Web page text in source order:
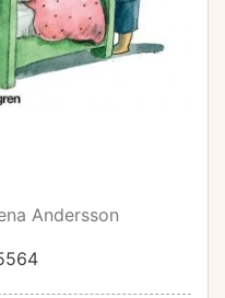
Andersson